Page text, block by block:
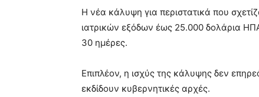
Η νέα κάλυψη για περιστατικά που
ιατρικών εξόδων έως 25.000 δολάρια
30 ημέρες.
Επιπλέον, η ισχύς της κάλυψης δεν
εκδίδουν κυβερνητικές αρχές.